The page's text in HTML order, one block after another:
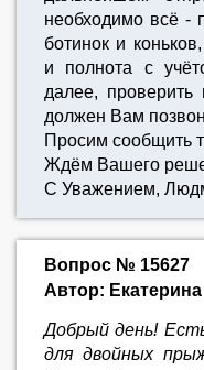
необходимо всё -
ботинок и
и полнота с
далее, проверить
должен Вам
Просим сообщить
Ждём Вашего
С Уважением,
Вопрос № 15627
Автор: Екатерина
Добрый день!
для двойных